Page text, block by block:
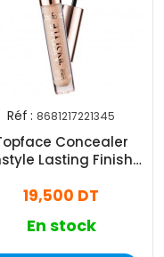
Réf : 8681217221345
Concealer
Lasting Finish
19,500 DT
En stock